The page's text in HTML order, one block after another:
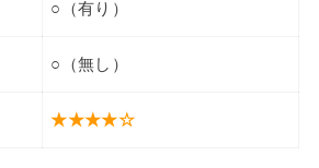
○（有り）
○（無し）
★★★★☆